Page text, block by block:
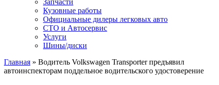
Запчасти
Кузовные работы
Официальные дилеры легковых авто
СТО и Автосервис
Услуги
Шины/диски
Главная » Водитель Volkswagen Transporter предъявил
автоинспекторам поддельное водительского удостоверение